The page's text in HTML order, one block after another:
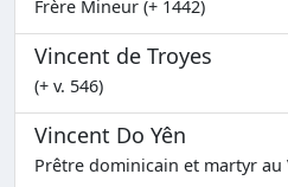
Frère Mineur (+ 1442)
Vincent de Troyes
(+ v. 546)
Vincent Do Yên
Prêtre dominicain et martyr au